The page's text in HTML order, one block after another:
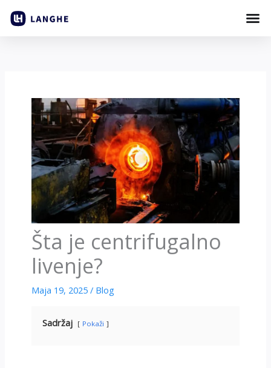
Šta je centrifugalno
livenje?
Maja 19, 2025 / Blog
Sadržaj Pokaži